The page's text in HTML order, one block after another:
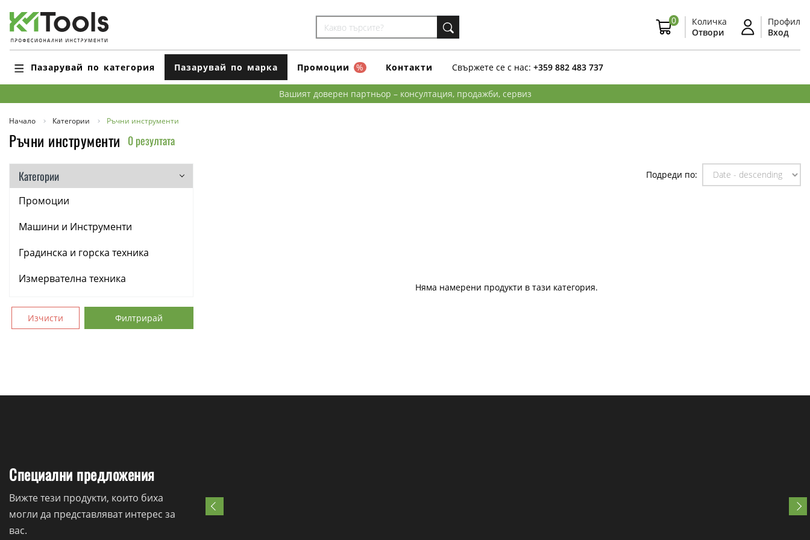
0
Количка
Отвори
Профил
Вход
Пазарувай по категория Пазарувай по марка Промоции % Контакти Свържете се с нас: +359 882 483 737
Вашият доверен партньор – консултация, продажби, сервиз
Начало Категории Ръчни инструменти
Ръчни инструменти 0 резултата
Категории
Промоции
Машини и Инструменти
Градинска и горска техника
Измервателна техника
Аксесоари
Консумативи
Изчисти Филтрирай
Подреди по:
Няма намерени продукти в тази категория.
Специални предложения
Вижте тези продукти, които биха
могли да представляват интерес за
вас.